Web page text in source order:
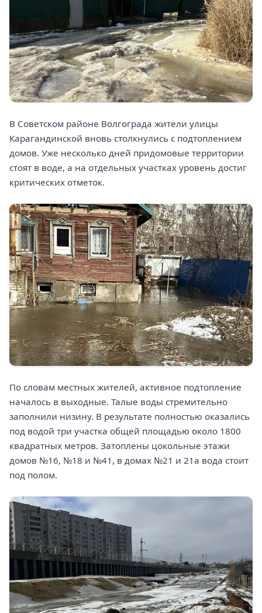
В Советском районе Волгограда жители улицы
Карагандинской вновь столкнулись с подтоплением
домов. Уже несколько дней придомовые территории
стоят в воде, а на отдельных участках уровень достиг
критических отметок.
По словам местных жителей, активное подтопление
началось в выходные. Талые воды стремительно
заполнили низину. В результате полностью оказались
под водой три участка общей площадью около 1800
квадратных метров. Затоплены цокольные этажи
домов №16, №18 и №41, в домах №21 и 21а вода стоит
под полом.